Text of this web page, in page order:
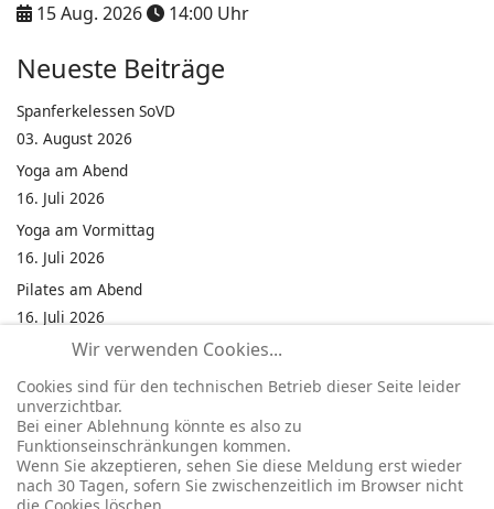
15 Aug. 2026
14:00 Uhr
Neueste Beiträge
Spanferkelessen SoVD
03. August 2026
Yoga am Abend
16. Juli 2026
Yoga am Vormittag
16. Juli 2026
Pilates am Abend
16. Juli 2026
Jumping Fitness Intervall
16. Juli 2026
Jumping Fitness Erwachsene
16. Juli 2026
Kinderfest in Neukirchen
16. Juli 2026
Wir verwenden Cookies...
Cookies sind für den technischen Betrieb dieser Seite leider
unverzichtbar.
Bei einer Ablehnung könnte es also zu
Funktionseinschränkungen kommen.
Wenn Sie akzeptieren, sehen Sie diese Meldung erst wieder
nach 30 Tagen, sofern Sie zwischenzeitlich im Browser nicht